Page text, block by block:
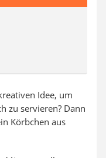
Idee, um
zu servieren? Dann
Körbchen aus